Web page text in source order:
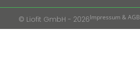
© Liofit GmbH - 2026Impressum & AGB